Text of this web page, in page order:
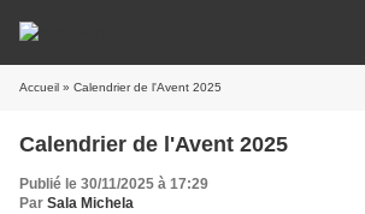
Accueil » Calendrier de l'Avent 2025
Calendrier de l'Avent 2025
Publié le 30/11/2025 à 17:29
Par Sala Michela